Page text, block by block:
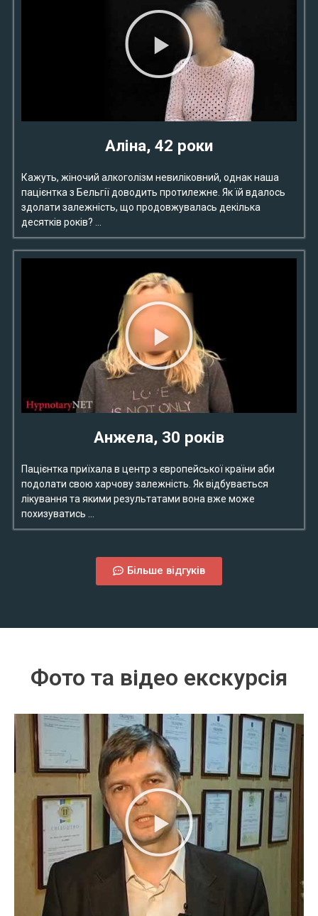
Аліна, 42 роки
Кажуть, жіночий алкоголізм невиліковний, однак наша
пацієнтка з Бельгії доводить протилежне. Як їй вдалось
здолати залежність, що продовжувалась декілька
десятків років? …
Анжела, 30 років
Пацієнтка приїхала в центр з європейської країни аби
подолати свою харчову залежність. Як відбувається
лікування та якими результатами вона вже може
похизуватись …
Більше відгуків
Фото та відео екскурсія